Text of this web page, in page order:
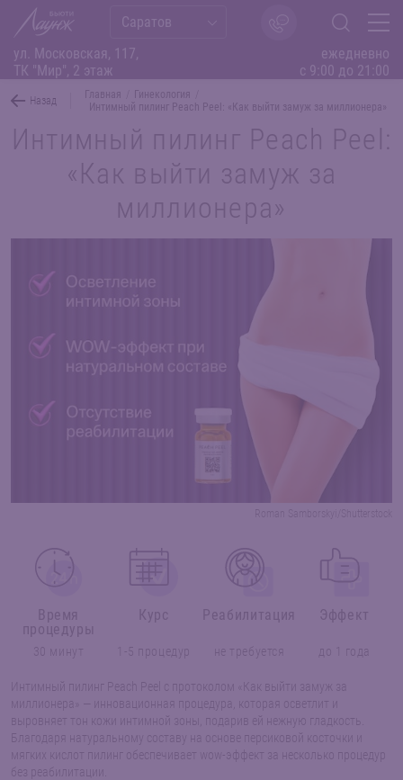
ул. Московская, 117,
ТК "Мир", 2 этаж
ежедневно
с 9:00 до 21:00
Саратов
Назад Главная Гинекология
Интимный пилинг Peach Peel: «Как выйти замуж за миллионера»
Интимный пилинг Peach Peel:
«Как выйти замуж за
миллионера»
Интимный пилинг Peach Peel с протоколом «Как выйти замуж за
миллионера» — инновационная процедура, которая осветлит и
выровняет тон кожи интимной зоны, подарив ей нежную гладкость.
Благодаря натуральному составу на основе персиковой косточки и
мягких кислот пилинг обеспечивает wow-эффект за несколько процедур
без реабилитации.
Время
процедуры
30 минут
Курс
1-5 процедур
Реабилитация
не требуется
Эффект
до 1 года